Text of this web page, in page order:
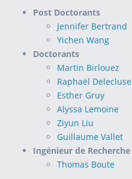
Post Doctorants
Jennifer Bertrand
Yichen Wang
Doctorants
Martin Birlouez
Raphaël Delecluse
Esther Gruy
Alyssa Lemoine
Ziyun Liu
Guillaume Vallet
Ingénieur de Recherche
Thomas Boute